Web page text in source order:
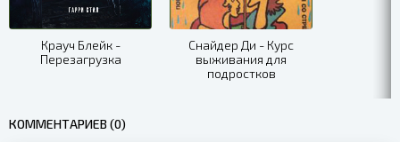
Крауч Блейк -
Перезагрузка
Снайдер Ди - Курс
выживания для
подростков
КОММЕНТАРИЕВ (0)